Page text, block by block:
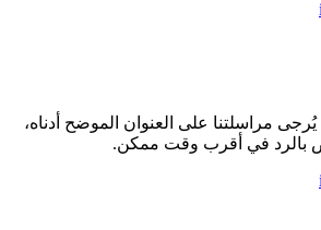
يُرجى مراسلتنا على العنوان الموضح أدناه،
بالرد في أقرب وقت ممكن.